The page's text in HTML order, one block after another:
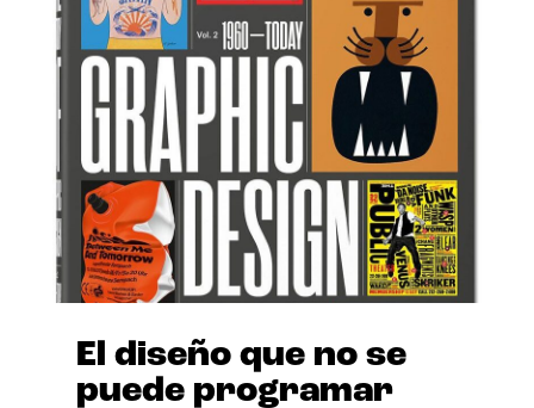
El diseño que no se
puede programar